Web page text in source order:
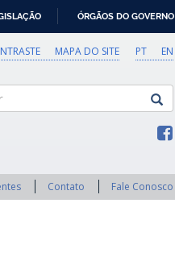
ÓRGÃOS DO GOVERNO
PT EN
MAPA DO SITE
Contato Fale Conosco